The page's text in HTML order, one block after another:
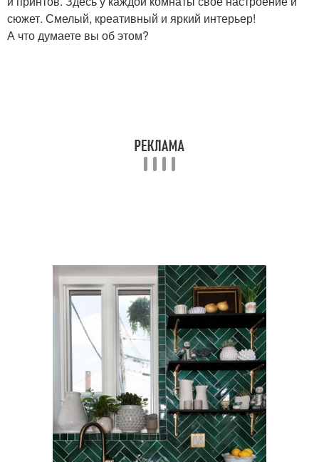
сюжет. Смелый, креативный и яркий интерьер!
А что думаете вы об этом?